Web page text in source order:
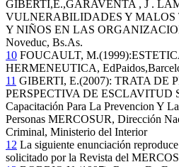
GIBERTI,E.,GARAVENTA , J .
VULNERABILIDADES Y MALOS
Y NIÑOS EN LAS
Noveduc, Bs.As.
10 FOUCAULT,
HERMENEUTICA,
11 GIBERTI, E.(2007): TRATA DE
PERSPECTIVA DE ESCLAVITUD
Capacitación Para La Prevencion Y
Personas MERCOSUR, Dirección
Criminal, Ministerio del Interior
12 La siguiente enunciación
solicitado por la Revista del